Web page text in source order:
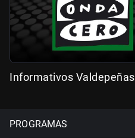
Informativos Valdepeñas
PROGRAMAS